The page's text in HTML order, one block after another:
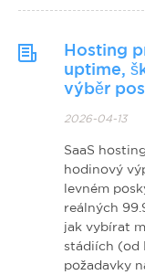
Hosting
uptime,
výběr
2026-04-13
SaaS
hodinový
levném
reálných
jak vybírat
stádiích (od
požadavky